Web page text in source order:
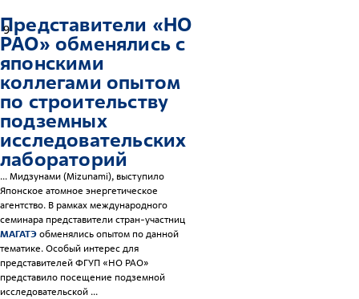
9
Представители «НО
РАО» обменялись с
японскими
коллегами опытом
по строительству
подземных
исследовательских
лабораторий
... Мидзунами (Mizunami), выступило
Японское атомное энергетическое
агентство. В рамках международного
семинара представители стран-участниц
МАГАТЭобменялись опытом по данной
тематике. Особый интерес для
представителей ФГУП «НО РАО»
представило посещение подземной
исследовательской ...